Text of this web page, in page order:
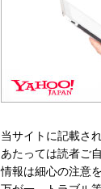
当サイトに記載さ
あたっては読者ご
情報は細心の注意